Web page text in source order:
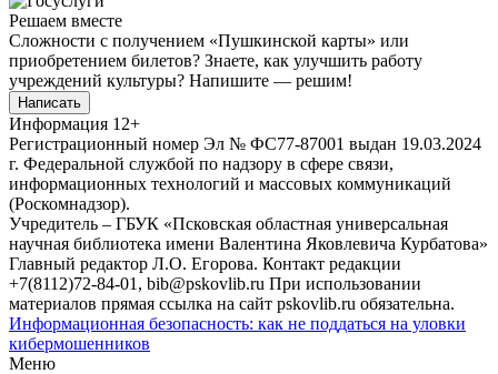
Решаем вместе
Сложности с получением «Пушкинской карты» или
приобретением билетов? Знаете, как улучшить работу
учреждений культуры? Напишите — решим!
Написать
Информация 12+
Регистрационный номер Эл № ФС77-87001 выдан 19.03.2024
г. Федеральной службой по надзору в сфере связи,
информационных технологий и массовых коммуникаций
(Роскомнадзор).
Учредитель – ГБУК «Псковская областная универсальная
научная библиотека имени Валентина Яковлевича Курбатова»
Главный редактор Л.О. Егорова. Контакт редакции
+7(8112)72-84-01, bib@pskovlib.ru При использовании
материалов прямая ссылка на сайт pskovlib.ru обязательна.
Информационная безопасность: как не поддаться на уловки
кибермошенников
Меню